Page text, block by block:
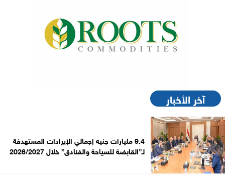
آخر الأخبار
9.4 مليارات جنيه إجمالي الإيرادات المستهدفة
لـ”القابضة للسياحة والفنادق” خلال 2026/2027